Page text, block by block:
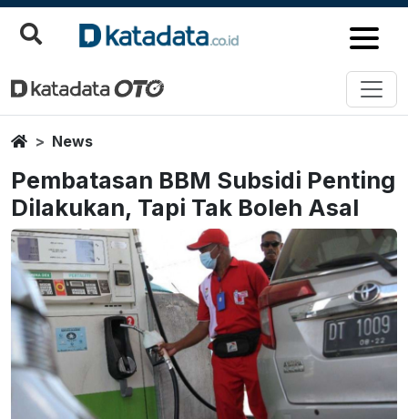
HomeNews
Pembatasan BBM Subsidi Penting
Dilakukan, Tapi Tak Boleh Asal